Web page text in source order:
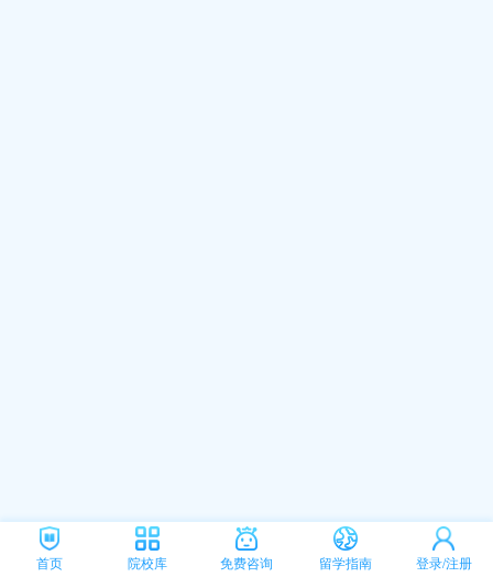
首页 院校库 免费咨询 留学指南 登录/注册